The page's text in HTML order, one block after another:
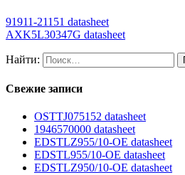
91911-21151 datasheet
AXK5L30347G datasheet
Найти:
Свежие записи
OSTTJ075152 datasheet
1946570000 datasheet
EDSTLZ955/10-OE datasheet
EDSTL955/10-OE datasheet
EDSTLZ950/10-OE datasheet